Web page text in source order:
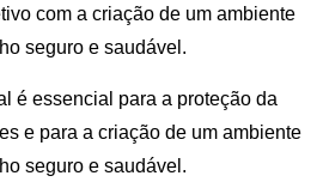
com a criação de um ambiente
seguro e saudável.
é essencial para a proteção da
e para a criação de um ambiente
seguro e saudável.